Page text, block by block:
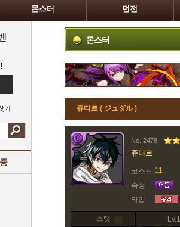
몬스터 던전
기
몬스터
쥬다르 ( ジュダル )
No. 2478
쥬다르
코스트 11
속성
타입
스탯
Lv.1